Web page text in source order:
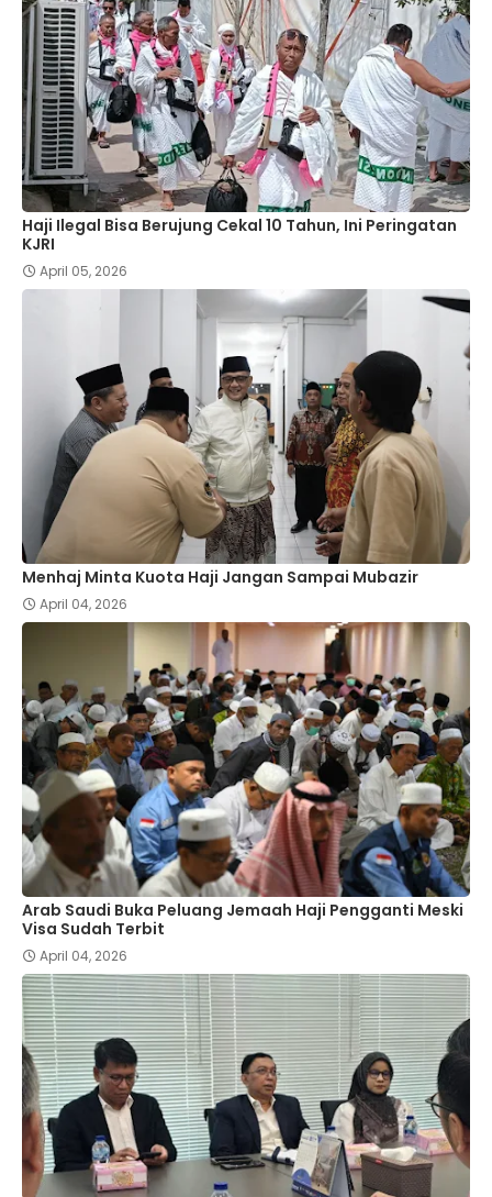
Haji Ilegal Bisa Berujung Cekal 10 Tahun, Ini Peringatan
KJRI
April 05, 2026
Menhaj Minta Kuota Haji Jangan Sampai Mubazir
April 04, 2026
Arab Saudi Buka Peluang Jemaah Haji Pengganti Meski
Visa Sudah Terbit
April 04, 2026